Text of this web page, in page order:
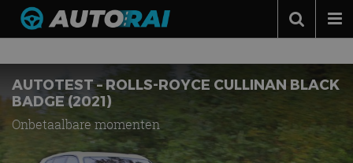
Podcast
Autotests
Automerken
Nieuws over
AUTOTEST – ROLLS-ROYCE CULLINAN BLACK
BADGE (2021)
Onbetaalbare momenten